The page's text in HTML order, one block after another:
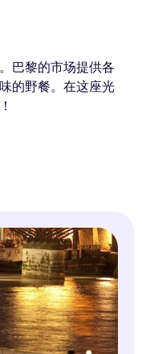
巴黎的市场提供各
的野餐。在这座光